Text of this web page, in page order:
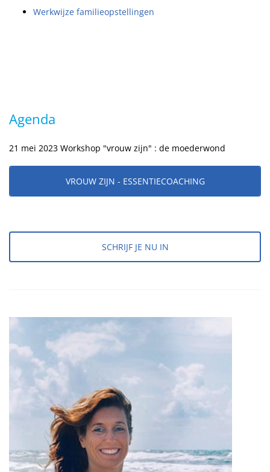
Werkwijze familieopstellingen
Agenda
21 mei 2023 Workshop "vrouw zijn" : de moederwond
VROUW ZIJN - ESSENTIECOACHING
SCHRIJF JE NU IN